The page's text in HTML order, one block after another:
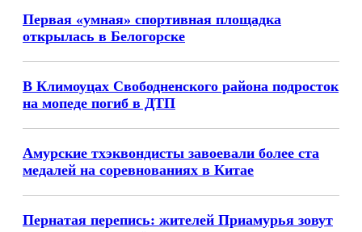
Первая «умная» спортивная площадка
открылась в Белогорске
В Климоуцах Свободненского района подросток
на мопеде погиб в ДТП
Амурские тхэквондисты завоевали более ста
медалей на соревнованиях в Китае
Пернатая перепись: жителей Приамурья зовут